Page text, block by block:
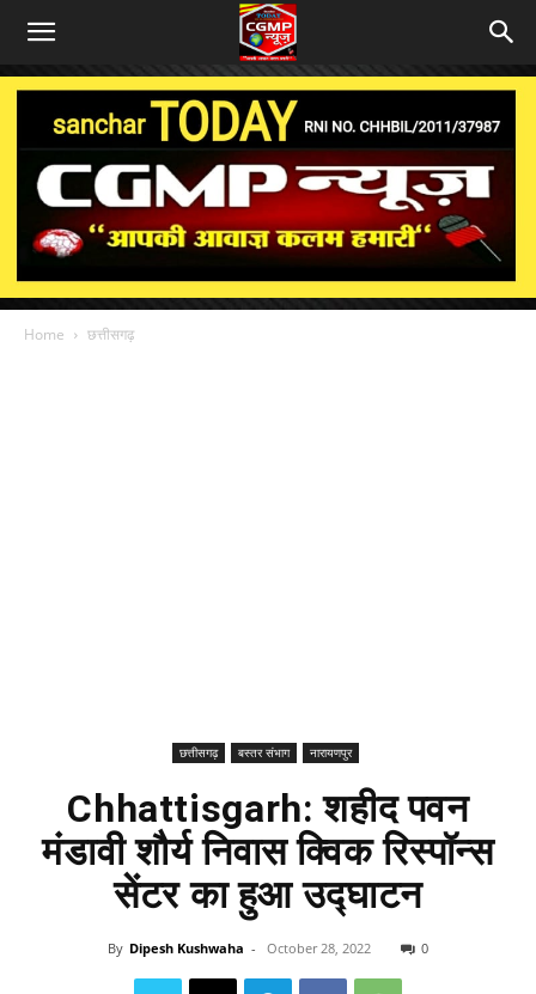
Home छत्तीसगढ़
छत्तीसगढ़ बस्तर संभाग नारायणपुर
Chhattisgarh: शहीद पवन
मंडावी शौर्य निवास क्विक रिस्पॉन्स
सेंटर का हुआ उद्घाटन
By Dipesh Kushwaha - October 28, 2022 0